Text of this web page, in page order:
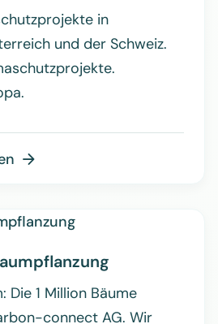
in
und der Schweiz.

Die 1 Million Bäume
connect AG. Wir